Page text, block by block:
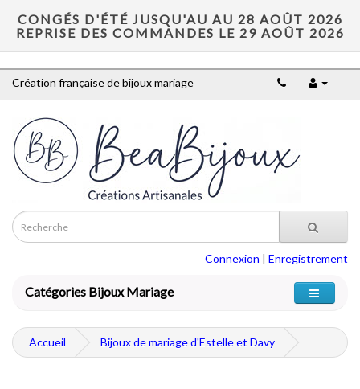
CONGÉS D'ÉTÉ JUSQU'AU AU 28 AOÛT 2026
REPRISE DES COMMANDES LE 29 AOÛT 2026
Création française de bijoux mariage
Connexion | Enregistrement
Catégories Bijoux Mariage
Accueil Bijoux de mariage d'Estelle et Davy